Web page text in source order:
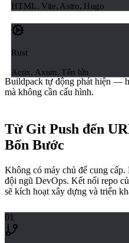
HTML, Vite, Astro, Hugo
Rust
Actix, Axum, Tên lửa
Buildpack tự động phát hiện —
mà không cần cấu hình.
Từ Git Push đến
Bốn Bước
Không có máy chủ để cung
đội ngũ DevOps. Kết nối repo
sẽ kích hoạt xây dựng và triển
01